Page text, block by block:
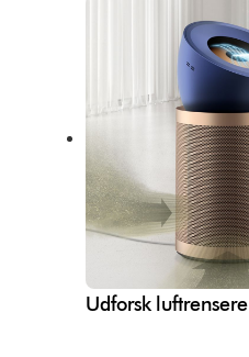
Udforsk luftrensere